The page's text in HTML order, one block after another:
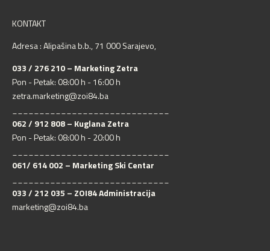
KONTAKT
Adresa : Alipašina b.b., 71 000 Sarajevo,
033 / 276 210 – Marketing Zetra
Pon - Petak: 08:00 h - 16:00 h
zetra.marketing@zoi84.ba
062 / 912 808 – Kuglana Zetra
Pon - Petak: 08:00 h - 20:00 h
061/ 614 002 – Marketing Ski Centar
033 / 212 035 – ZOI84 Administracija
marketing@zoi84.ba